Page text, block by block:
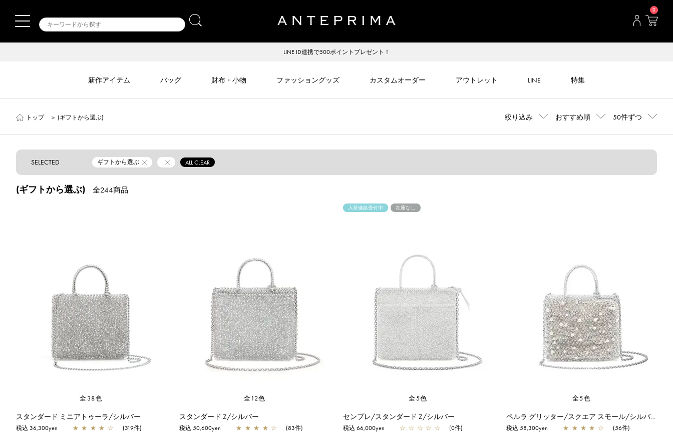
0
LINE ID連携で500ポイントプレゼント！
新作アイテム バッグ 財布・小物 ファッショングッズ カスタムオーダー アウトレット LINE 特集
トップ ＞ (ギフトから選ぶ) 絞り込み おすすめ順 50件ずつ
SELECTED ギフトから選ぶ ALL CLEAR
(ギフトから選ぶ) 全244商品
全38色
スタンダード ミニアトゥーラ/シルバー
税込 36,300yen ★ ★ ★ ★ ☆ (319件)
全12色
スタンダード Z/シルバー
税込 50,600yen ★ ★ ★ ★ ☆ (83件)
入荷連絡受付中 在庫なし
全5色
センプレ/スタンダード Z/シルバー
税込 66,000yen ☆ ☆ ☆ ☆ ☆ (0件)
全5色
ペルラ グリッター/スクエア スモール/シルバー
税込 58,300yen ★ ★ ★ ★ ☆ (56件)